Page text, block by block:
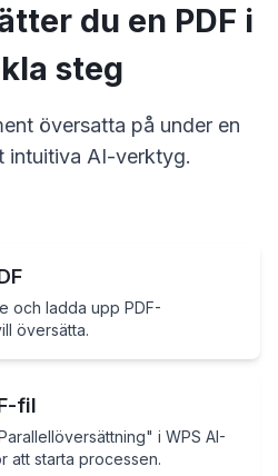
du en PDF i
steg
översatta på under en
intuitiva AI-verktyg.
och ladda upp PDF-
översätta.
fil
i WPS AI-
att starta processen.